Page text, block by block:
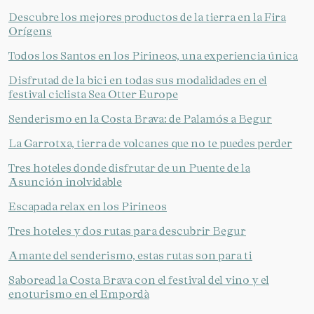
Gestionar mi reserva
Descubre los mejores productos de la tierra en la Fira
Orígens
Todos los Santos en los Pirineos, una experiencia única
Disfrutad de la bici en todas sus modalidades en el
festival ciclista Sea Otter Europe
Senderismo en la Costa Brava: de Palamós a Begur
La Garrotxa, tierra de volcanes que no te puedes perder
Tres hoteles donde disfrutar de un Puente de la
Asunción inolvidable
Escapada relax en los Pirineos
Tres hoteles y dos rutas para descubrir Begur
Amante del senderismo, estas rutas son para ti
Saboread la Costa Brava con el festival del vino y el
enoturismo en el Empordà